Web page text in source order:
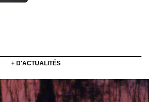
+ D'ACTUALITÉS